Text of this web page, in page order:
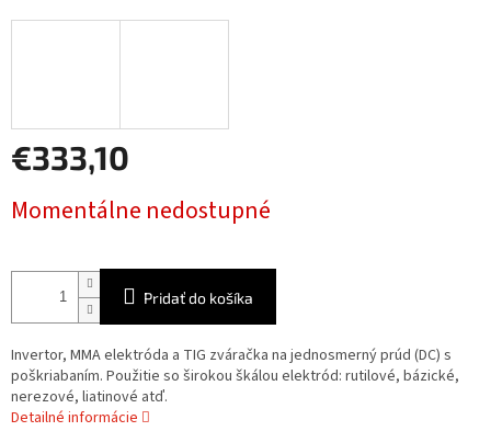
€333,10
cena:
Momentálne nedostupné
Pridať do košíka
Invertor, MMA elektróda a TIG zváračka na jednosmerný prúd (DC) s
poškriabaním. Použitie so širokou škálou elektród: rutilové, bázické,
nerezové, liatinové atď.
Detailné informácie